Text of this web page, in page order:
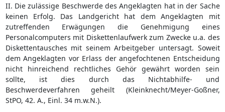
II. Die zulässige Beschwerde des Angeklagten hat in der Sache
keinen Erfolg. Das Landgericht hat dem Angeklagten mit
zutreffenden Erwägungen die Genehmigung eines
Personalcomputers mit Diskettenlaufwerk zum Zwecke u.a. des
Diskettentausches mit seinem Arbeitgeber untersagt. Soweit
dem Angeklagten vor Erlass der angefochtenen Entscheidung
nicht hinreichend rechtliches Gehör gewährt worden sein
sollte, ist dies durch das Nichtabhilfe- und
Beschwerdeverfahren geheilt (Kleinknecht/Meyer-Goßner,
StPO, 42. A., Einl. 34 m.w.N.).